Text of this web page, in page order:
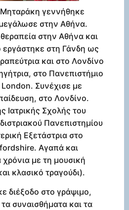
γεννήθηκε
στην Αθήνα.
στην Αθήνα και
στη Γάνδη ως
και στο Λονδίνο
στο Πανεπιστήμιο
Συνέχισε με
στο Λονδίνο.
Ιατρικής Σχολής του
Πανεπιστημίου
Εξετάστρια στο
Αγαπά και
με τη μουσική
κλασικό τραγούδι).
διέξοδο στο γράψιμο,
συναισθήματα και τα